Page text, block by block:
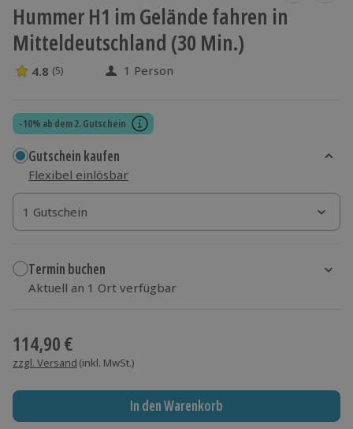
Hummer H1 im Gelände fahren in
Mitteldeutschland (30 Min.)
4.8 Sterne von 5 aus 5 Bewertungen
4.8 (5) 1 Person
-10% ab dem 2. Gutschein
Gutschein kaufen
Flexibel einlösbar
1 Gutschein
1 Gutschein
1 Gutschein
Termin buchen
Aktuell an 1 Ort verfügbar
114,90 €
zzgl. Versand (inkl. MwSt.)
In den Warenkorb